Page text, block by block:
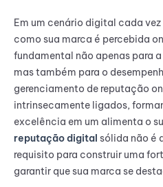
Em um cenário digital cada
como sua marca é percebida
fundamental não apenas para
mas também para o
gerenciamento de reputação
intrinsecamente ligados,
excelência em um alimenta o
reputação digital sólida não é
requisito para construir uma
garantir que sua marca se